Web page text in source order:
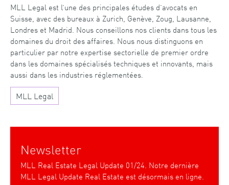
MLL Legal est l’une des principales études d’avocats en
Suisse, avec des bureaux à Zurich, Genève, Zoug, Lausanne,
Londres et Madrid. Nous conseillons nos clients dans tous les
domaines du droit des affaires. Nous nous distinguons en
particulier par notre expertise sectorielle de premier ordre
dans les domaines spécialisés techniques et innovants, mais
aussi dans les industries réglementées.
MLL Legal
Newsletter
MLL Real Estate Legal Update 01/24. Notre dernière
MLL Legal Update Real Estate est désormais en ligne.